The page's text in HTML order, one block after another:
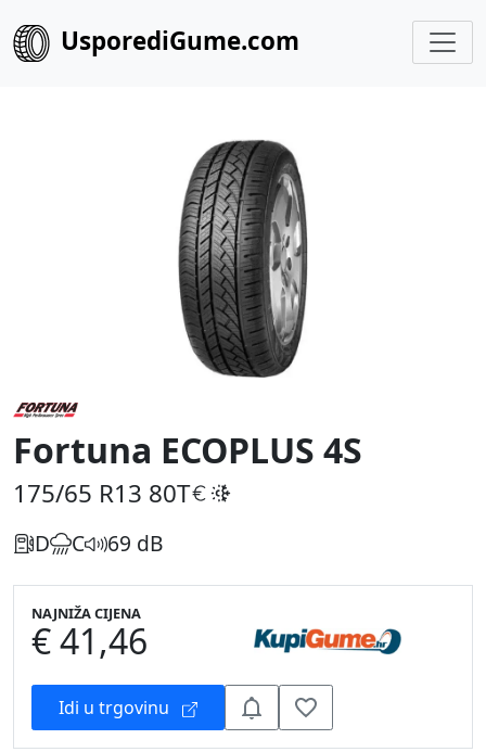
UsporediGume.com
Fortuna ECOPLUS 4S
175/65 R13 80T
D C 69 dB
NAJNIŽA CIJENA
€ 41,46
Idi u trgovinu